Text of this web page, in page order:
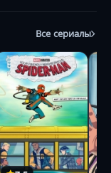
Все сериалы